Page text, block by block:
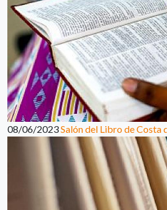
08/06/2023Salón del Libro de Costa